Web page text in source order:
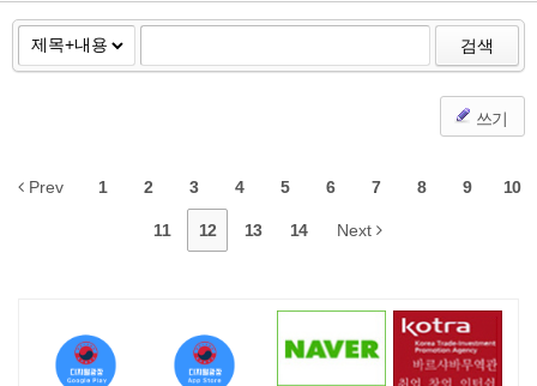
검색
쓰기
Prev 1 2 3 4 5 6 7 8 9 10
11 12 13 14 Next